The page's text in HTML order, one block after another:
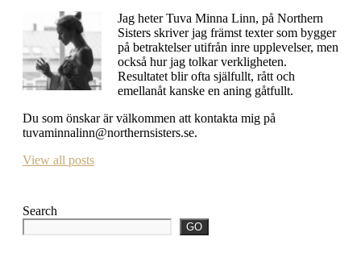
Jag heter Tuva Minna Linn, på Northern
Sisters skriver jag främst texter som bygger
på betraktelser utifrån inre upplevelser, men
också hur jag tolkar verkligheten.
Resultatet blir ofta själfullt, rått och
emellanåt kanske en aning gåtfullt.
Du som önskar är välkommen att kontakta mig på
tuvaminnalinn@northernsisters.se.
View all posts
Search
GO